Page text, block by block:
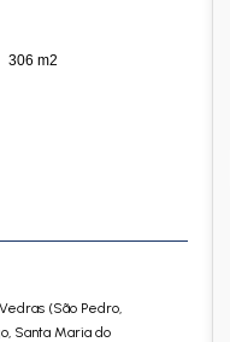
306 m2
(São Pedro,
Santa Maria do